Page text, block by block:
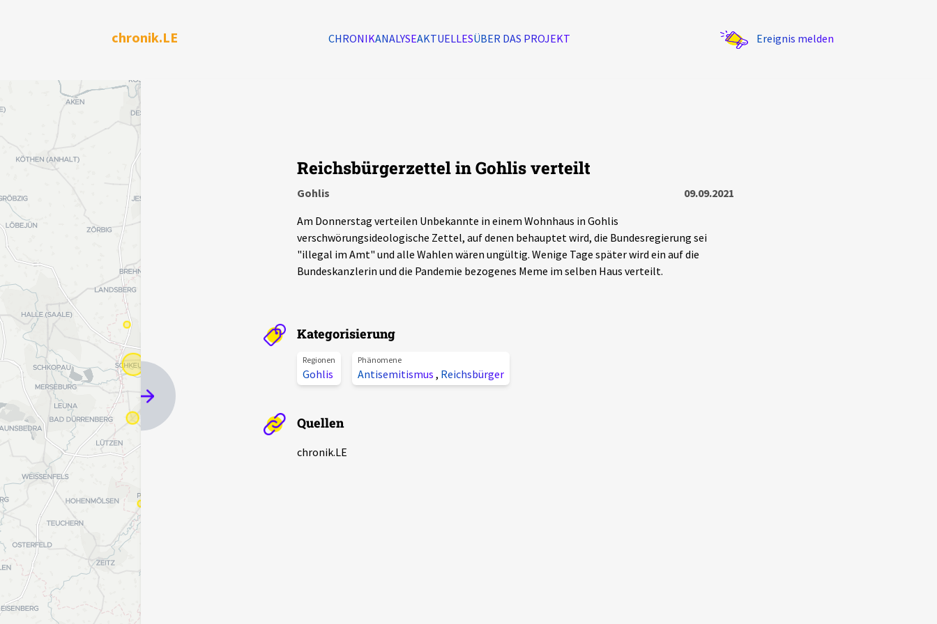
chronik.LE CHRONIKANALYSEAKTUELLESÜBER DAS PROJEKT Ereignis melden
Reichsbürgerzettel in Gohlis verteilt
Gohlis
09.09.2021
Am Donnerstag verteilen Unbekannte in einem Wohnhaus in Gohlis
verschwörungsideologische Zettel, auf denen behauptet wird, die Bundesregierung sei
"illegal im Amt" und alle Wahlen wären ungültig. Wenige Tage später wird ein auf die
Bundeskanzlerin und die Pandemie bezogenes Meme im selben Haus verteilt.
Kategorisierung
Regionen
Gohlis
Phänomene
Antisemitismus , Reichsbürger
Quellen
chronik.LE
Ereignisse